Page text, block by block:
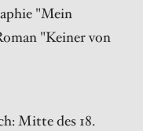
"Mein
"Keiner von
Mitte des 18.